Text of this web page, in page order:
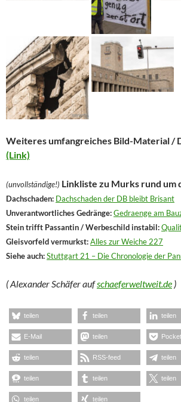
Weiteres umfangreiches Bild-Material /
(Link)
(unvollständige!) Linkliste zu Murks rund um
Dachschaden: Dachschaden der DB bleibt Brisant
Unverantwortliches Gedränge:Gedraenge am
Stein trifft Passantin / Werbeschild instabil:
Gleisvorfeld vermurkst:Alles zur Weiche 227
Siehe auch:Stuttgart 21 – Die Chronologie der
( Alexander Schäfer aufschaeferweltweit.de )
teilen teilen teilen
E-Mail teilen Pocket
teilen RSS-feed teilen
teilen teilen teilen
teilen teilen